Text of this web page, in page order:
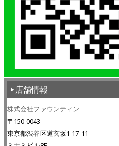
店舗情報
株式会社ファウンティン
〒150-0043
東京都渋谷区道玄坂1-17-11